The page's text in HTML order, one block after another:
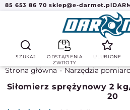
85 653 86 70 sklep@e-darmet.pl
SZUKAJ
ODSTĄPIENIA
ZWROTY
ULUBIONE
Strona główna Narzędzia
Siłomierz sprężynowy 2
20